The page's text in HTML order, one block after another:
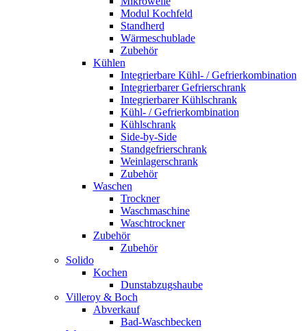
Modul Kochfeld
Standherd
Wärmeschublade
Zubehör
Kühlen
Integrierbare Kühl- / Gefrierkombination
Integrierbarer Gefrierschrank
Integrierbarer Kühlschrank
Kühl- / Gefrierkombination
Kühlschrank
Side-by-Side
Standgefrierschrank
Weinlagerschrank
Zubehör
Waschen
Trockner
Waschmaschine
Waschtrockner
Zubehör
Zubehör
Solido
Kochen
Dunstabzugshaube
Villeroy & Boch
Abverkauf
Bad-Waschbecken